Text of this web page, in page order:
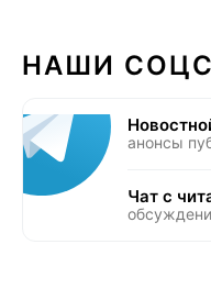
НАШИ
анонсы
Чат с